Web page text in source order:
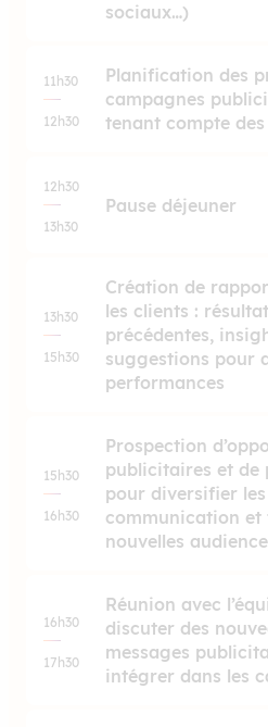
sociaux…)
11h30
12h30
Planification des
campagnes
tenant compte
12h30
13h30
Pause déjeuner
13h30
15h30
Création de
les clients :
précédentes,
suggestions pour
performances
15h30
16h30
Prospection
publicitaires et de
pour diversifier
communication et
nouvelles
16h30
17h30
Réunion avec
discuter des
messages
intégrer dans les